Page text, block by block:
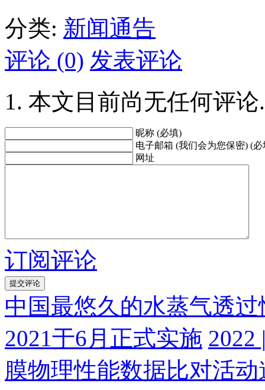
分类: 新闻通告
评论 (0) 发表评论
本文目前尚无任何评论.
昵称 (必填)
电子邮箱 (我们会为您保密) (必
网址
订阅评论
中国最悠久的水蒸气透
2021于6月正式实施 2022
膜物理性能数据比对活